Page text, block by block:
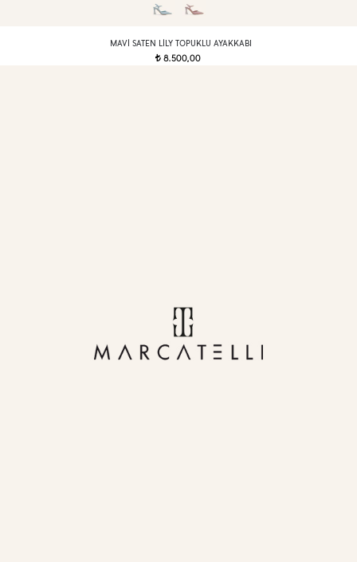
MAVI SATEN LILY TOPUKLU AYAKKABI
t8.500,00